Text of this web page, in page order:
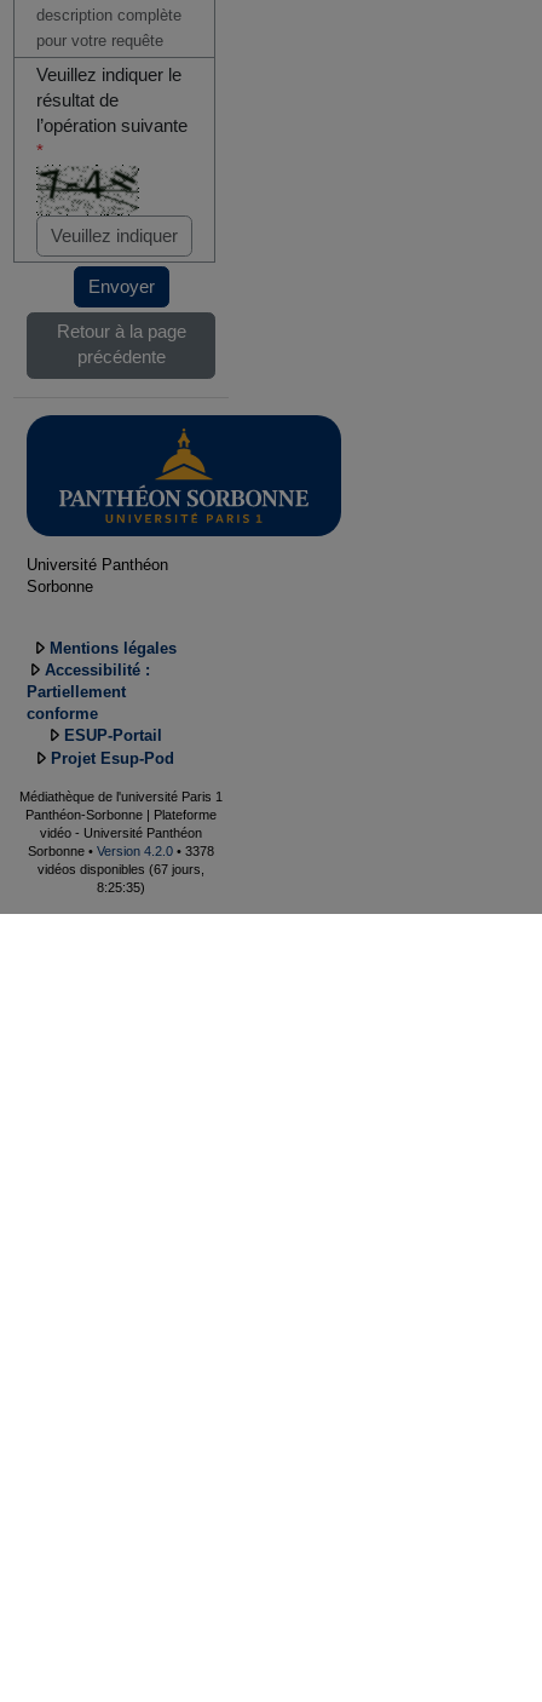
description complète
pour votre requête
Veuillez indiquer le
résultat de
l’opération suivante
*
Envoyer
Retour à la page
précédente
Université Panthéon
Sorbonne
Mentions légales
Accessibilité :
Partiellement
conforme
ESUP-Portail
Projet Esup-Pod
Médiathèque de l'université Paris 1
Panthéon-Sorbonne | Plateforme
vidéo - Université Panthéon
Sorbonne • Version 4.2.0 • 3378
vidéos disponibles (67 jours,
8:25:35)